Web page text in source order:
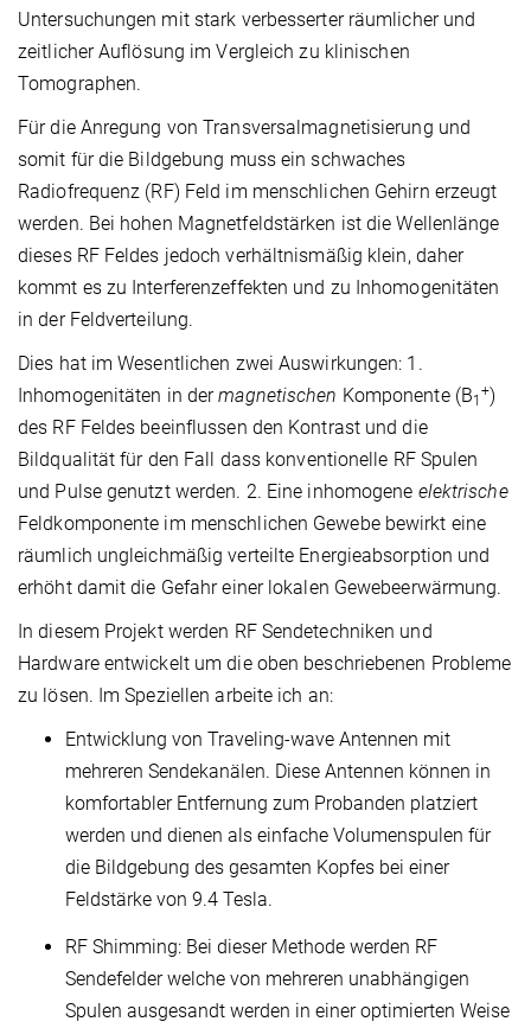
Untersuchungen mit stark verbesserter räumlicher und
zeitlicher Auflösung im Vergleich zu klinischen
Tomographen.
Für die Anregung von Transversalmagnetisierung und
somit für die Bildgebung muss ein schwaches
Radiofrequenz (RF) Feld im menschlichen Gehirn erzeugt
werden. Bei hohen Magnetfeldstärken ist die Wellenlänge
dieses RF Feldes jedoch verhältnismäßig klein, daher
kommt es zu Interferenzeffekten und zu Inhomogenitäten
in der Feldverteilung.
Dies hat im Wesentlichen zwei Auswirkungen: 1.
Inhomogenitäten in dermagnetischen Komponente (B1
+)
des RF Feldes beeinflussen den Kontrast und die
Bildqualität für den Fall dass konventionelle RF Spulen
und Pulse genutzt werden. 2. Eine inhomogene elektrische
Feldkomponente im menschlichen Gewebe bewirkt eine
räumlich ungleichmäßig verteilte Energieabsorption und
erhöht damit die Gefahr einer lokalen Gewebeerwärmung.
In diesem Projekt werden RF Sendetechniken und
Hardware entwickelt um die oben beschriebenen Probleme
zu lösen. Im Speziellen arbeite ich an:
Entwicklung von Traveling-wave Antennen mit
mehreren Sendekanälen. Diese Antennen können in
komfortabler Entfernung zum Probanden platziert
werden und dienen als einfache Volumenspulen für
die Bildgebung des gesamten Kopfes bei einer
Feldstärke von 9.4 Tesla.
RF Shimming: Bei dieser Methode werden RF
Sendefelder welche von mehreren unabhängigen
Spulen ausgesandt werden in einer optimierten Weise